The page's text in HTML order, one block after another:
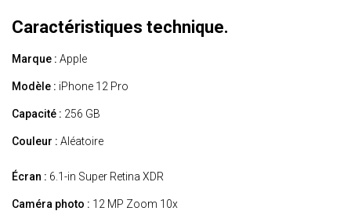
Caractéristiques technique.
Marque : Apple
Modèle : iPhone 12 Pro
Capacité : 256 GB
Couleur : Aléatoire
Écran : 6.1-in Super Retina XDR
Caméra photo : 12 MP Zoom 10x